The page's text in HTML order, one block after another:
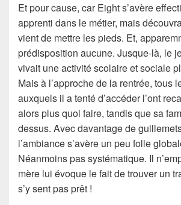
Et pour cause, car Eight s’avère
apprenti dans le métier, mais
vient de mettre les pieds. Et,
prédisposition aucune. Jusque-là, le
vivait une activité scolaire et sociale
Mais à l’approche de la rentrée, tous
auxquels il a tenté d’accéder l’ont
alors plus quoi faire, tandis que sa
dessus. Avec davantage de
l’ambiance s’avère un peu folle
Néanmoins pas systématique. Il
mère lui évoque le fait de trouver un
s’y sent pas prêt !